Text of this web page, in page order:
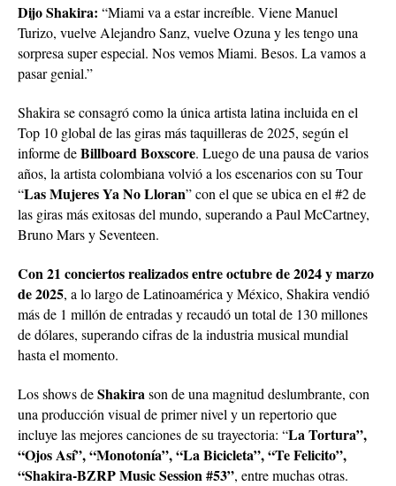
Dijo Shakira: “Miami va a estar increíble. Viene Manuel
Turizo, vuelve Alejandro Sanz, vuelve Ozuna y les tengo una
sorpresa super especial. Nos vemos Miami. Besos. La vamos a
pasar genial.”
Shakira se consagró como la única artista latina incluida en el
Top 10 global de las giras más taquilleras de 2025, según el
informe deBillboard Boxscore. Luego de una pausa de varios
años, la artista colombiana volvió a los escenarios con su Tour
“Las Mujeres Ya No Lloran” con el que se ubica en el #2 de
las giras más exitosas del mundo, superando a Paul McCartney,
Bruno Mars y Seventeen.
Con 21 conciertos realizados entre octubre de 2024 y marzo
de 2025, a lo largo de Latinoamérica y México, Shakira vendió
más de 1 millón de entradas y recaudó un total de 130 millones
de dólares, superando cifras de la industria musical mundial
hasta el momento.
Los shows deShakirason de una magnitud deslumbrante, con
una producción visual de primer nivel y un repertorio que
incluye las mejores canciones de su trayectoria: “La Tortura”,
“Ojos Así”, “Monotonía”, “La Bicicleta”, “Te Felicito”,
“Shakira-BZRP Music Session #53”, entre muchas otras.